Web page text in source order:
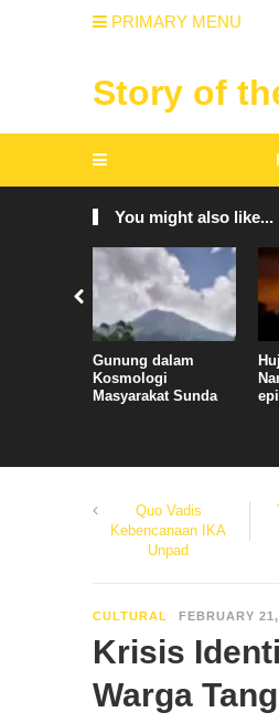
PRIMARY MENU
Story of
You might also like...
Gunung dalam
Kosmologi
Masyarakat Sunda
Quo Vadis
Kebencanaan IKA
Unpad
CULTURAL FEBRUARY
Krisis
Warga